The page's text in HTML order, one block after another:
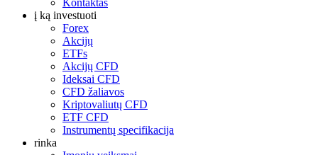
į ką investuoti
Forex
Akcijų
ETFs
Akcijų CFD
Ideksai CFD
CFD žaliavos
Kriptovaliutų CFD
ETF CFD
Instrumentų specifikacija
rinka